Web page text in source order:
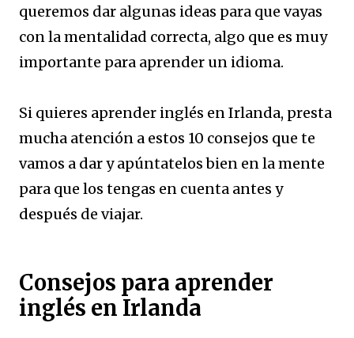
queremos dar algunas ideas para que vayas
con la mentalidad correcta, algo que es muy
importante para aprender un idioma.
Si quieres aprender inglés en Irlanda, presta
mucha atención a estos 10 consejos que te
vamos a dar y apúntatelos bien en la mente
para que los tengas en cuenta antes y
después de viajar.
Consejos para aprender
inglés en Irlanda